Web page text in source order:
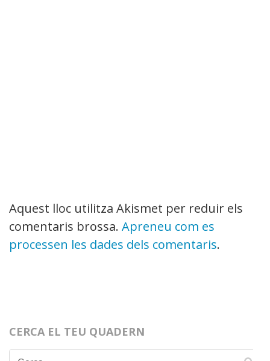
Aquest lloc utilitza Akismet per reduir els
comentaris brossa. Apreneu com es
processen les dades dels comentaris.
CERCA EL TEU QUADERN